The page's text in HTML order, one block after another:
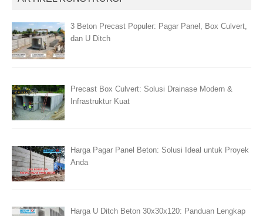
3 Beton Precast Populer: Pagar Panel, Box Culvert,
dan U Ditch
Precast Box Culvert: Solusi Drainase Modern &
Infrastruktur Kuat
Harga Pagar Panel Beton: Solusi Ideal untuk Proyek
Anda
Harga U Ditch Beton 30x30x120: Panduan Lengkap